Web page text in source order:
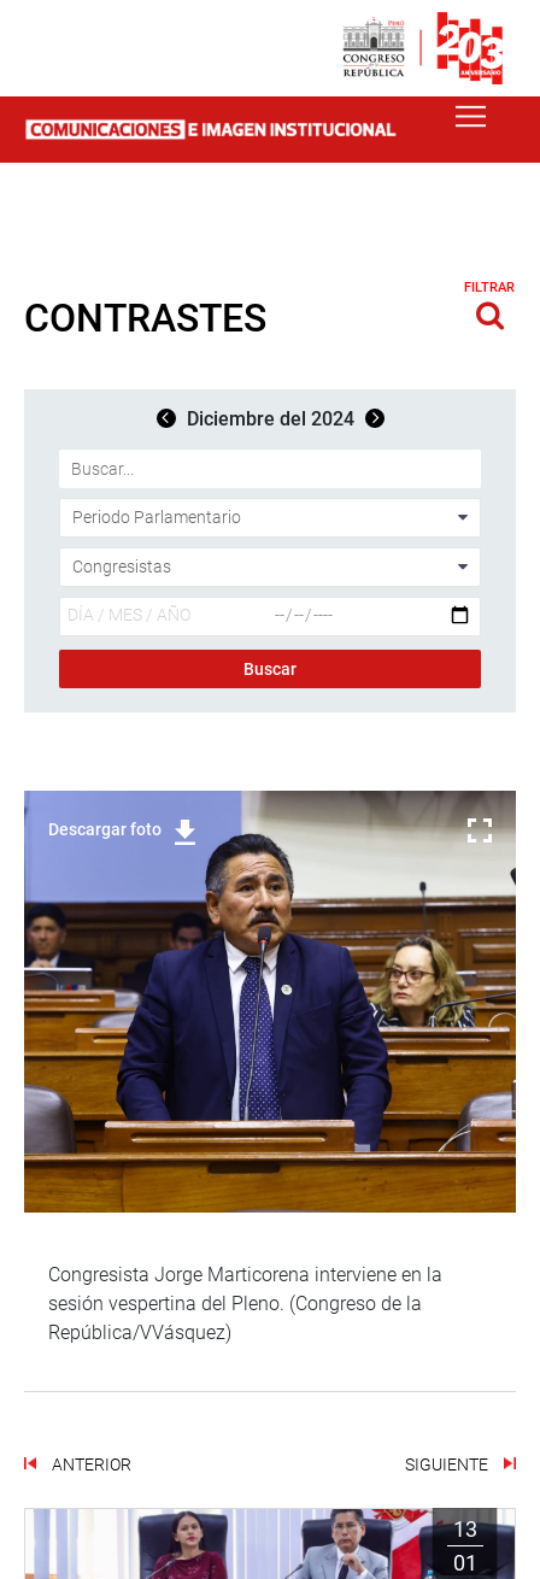
CONTRASTES
FILTRAR
Diciembre del 2024
Descargar foto
Congresista Jorge Marticorena interviene en la
sesión vespertina del Pleno. (Congreso de la
República/VVásquez)
ANTERIOR SIGUIENTE
13
01